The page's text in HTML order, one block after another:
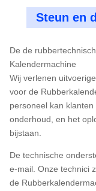
Steun en
De de
Kalendermachine
Wij verlenen
voor de
personeel kan
onderhoud, en het
bijstaan.
De technische
e-mail. Onze technici
de